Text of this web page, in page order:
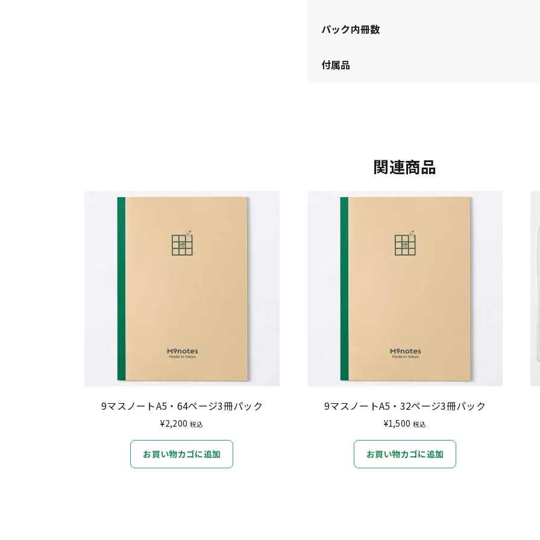
パック内冊数
付属品
関連商品
9マスノートA5・64ページ3冊パック
¥2,200 税込
お買い物カゴに追加
9マスノートA5・32ページ3冊パック
¥1,500 税込
お買い物カゴに追加